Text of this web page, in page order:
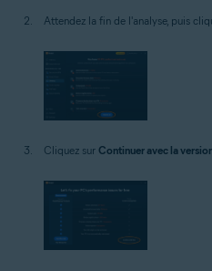
Attendez la fin de l'analyse, puis
Cliquez sur Continuer avec la